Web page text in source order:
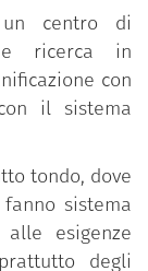
centro di
e ricerca in
con
il sistema
tondo, dove
sistema
esigenze
degli